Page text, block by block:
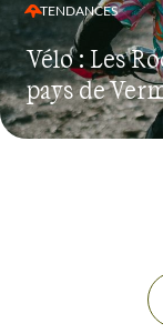
TENDANCES
Vélo : Les
pays de